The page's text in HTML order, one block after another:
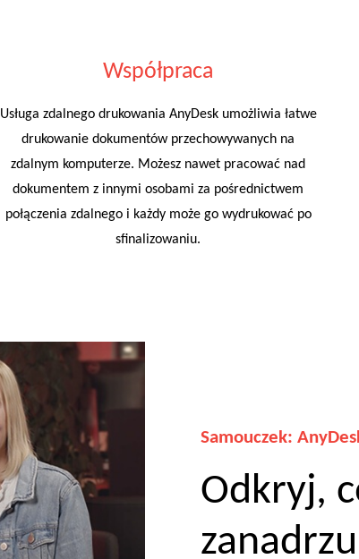
Współpraca
Usługa zdalnego drukowania AnyDesk umożliwia łatwe
drukowanie dokumentów przechowywanych na
zdalnym komputerze. Możesz nawet pracować nad
dokumentem z innymi osobami za pośrednictwem
połączenia zdalnego i każdy może go wydrukować po
sfinalizowaniu.
Samouczek:
Odkryj,
zanadrzu